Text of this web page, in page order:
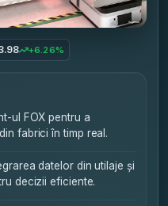
+6.26%
ul FOX pentru a
fabrici în timp real.
datelor din utilaje și
decizii eficiente.